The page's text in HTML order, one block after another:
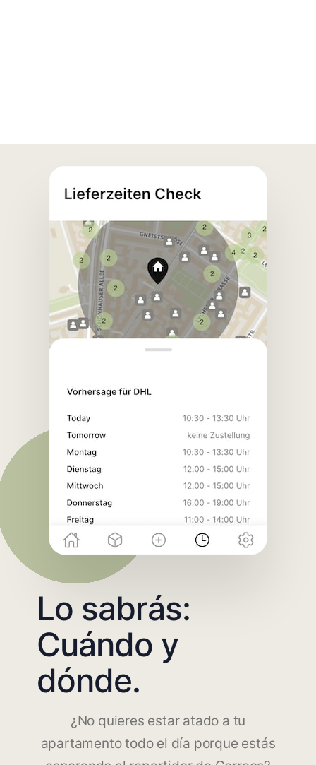
Lo sabrás:
Cuándo y
dónde.
¿No quieres estar atado a tu
apartamento todo el día porque estás